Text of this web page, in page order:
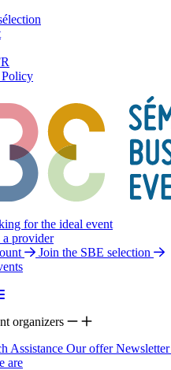
for the ideal event
a provider
Join the SBE selection
organizers
Assistance Our offerNewsletter
are